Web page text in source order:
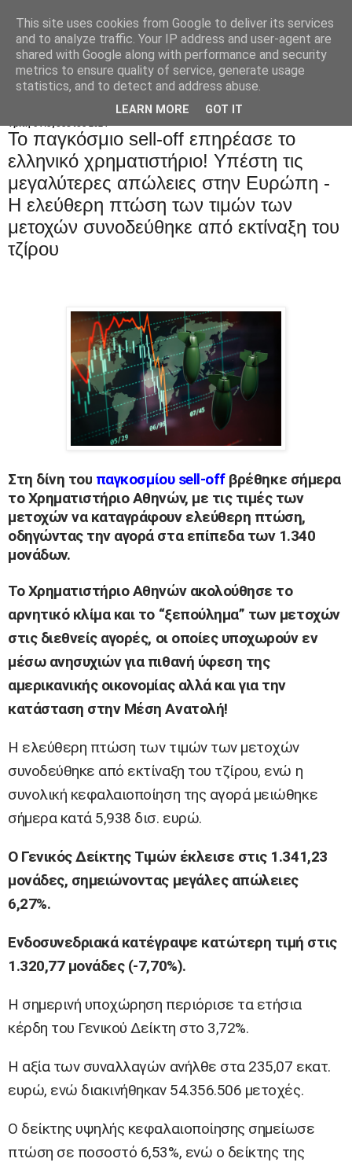
Το παγκόσμιο sell-off επηρέασε το
ελληνικό χρηματιστήριο! Υπέστη τις
μεγαλύτερες απώλειες στην Ευρώπη -
Η ελεύθερη πτώση των τιμών των
μετοχών συνοδεύθηκε από εκτίναξη του
τζίρου
Στη δίνη του παγκοσμίου sell-off βρέθηκε σήμερα
το Χρηματιστήριο Αθηνών, με τις τιμές των
μετοχών να καταγράφουν ελεύθερη πτώση,
οδηγώντας την αγορά στα επίπεδα των 1.340
μονάδων.
Το Χρηματιστήριο Αθηνών ακολούθησε το
αρνητικό κλίμα και το “ξεπούλημα” των μετοχών
στις διεθνείς αγορές, οι οποίες υποχωρούν εν
μέσω ανησυχιών για πιθανή ύφεση της
αμερικανικής οικονομίας αλλά και για την
κατάσταση στην Μέση Ανατολή!
Η ελεύθερη πτώση των τιμών των μετοχών
συνοδεύθηκε από εκτίναξη του τζίρου, ενώ η
συνολική κεφαλαιοποίηση της αγορά μειώθηκε
σήμερα κατά 5,938 δισ. ευρώ.
O Γενικός Δείκτης Τιμών έκλεισε στις 1.341,23
μονάδες, σημειώνοντας μεγάλες απώλειες
6,27%.
Ενδοσυνεδριακά κατέγραψε κατώτερη τιμή στις
1.320,77 μονάδες (-7,70%).
Η σημερινή υποχώρηση περιόρισε τα ετήσια
κέρδη του Γενικού Δείκτη στο 3,72%.
Η αξία των συναλλαγών ανήλθε στα 235,07 εκατ.
ευρώ, ενώ διακινήθηκαν 54.356.506 μετοχές.
Ο δείκτης υψηλής κεφαλαιοποίησης σημείωσε
πτώση σε ποσοστό 6,53%, ενώ ο δείκτης της
This site uses cookies from Google to deliver its services
and to analyze traffic. Your IP address and user-agent are
shared with Google along with performance and security
metrics to ensure quality of service, generate usage
statistics, and to detect and address abuse.
LEARN MORE GOT IT